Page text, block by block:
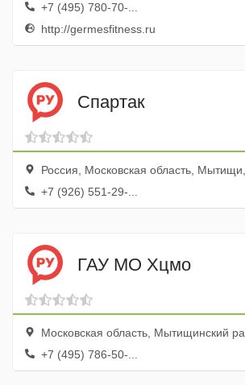
+7 (495) 780-70-...
http://germesfitness.ru
Спартак
Россия, Московская область, Мытищи,
+7 (926) 551-29-...
ГАУ МО Хцмо
Московская область, Мытищинский район, город
+7 (495) 786-50-...